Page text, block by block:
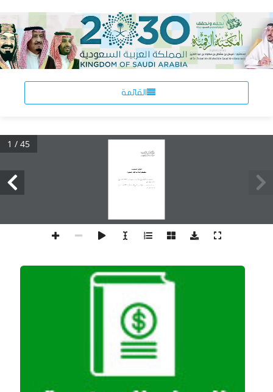
القائمة
W¹cOHM²« `z«uK«
ÁdOFðË “UG«  «œ«b≈ ÂU‡‡‡EM
a?¹—UðË ©ÂØμμ≥® r?‡?— wU?‡?« d?‡_U?Ð `?‡‡?z«uK?« Ác?‡¼  —b?
a?¹—U??ðË ©≥π∑≤® r?— œb??F?« w?? Èd?I??« Â√ ...b?¹d??−?Ð  d??A?½Ë
Æ‡¼±¥≤¥Ø±±Ø≥
1 / 45